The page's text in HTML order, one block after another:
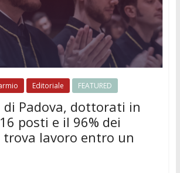
Editoriale FEATURED
di Padova, dottorati in
posti e il 96% dei
lavoro entro un